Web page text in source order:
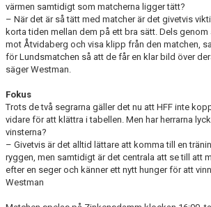
värmen samtidigt som matcherna ligger tätt?
– När det är så tätt med matcher är det givetvis
korta tiden mellan dem på ett bra sätt. Dels
mot Åtvidaberg och visa klipp från den matchen,
för Lundsmatchen så att de får en klar bild över
säger Westman.
Fokus
Trots de två segrarna gäller det nu att HFF inte
vidare för att klättra i tabellen. Men har herrarna
vinsterna?
– Givetvis är det alltid lättare att komma till en
ryggen, men samtidigt är det centrala att se till att
efter en seger och känner ett nytt hunger för att
Westman